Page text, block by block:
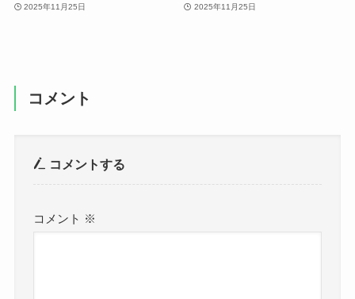
2025年11月25日 2025年11月25日
コメント
コメントする
コメント ※